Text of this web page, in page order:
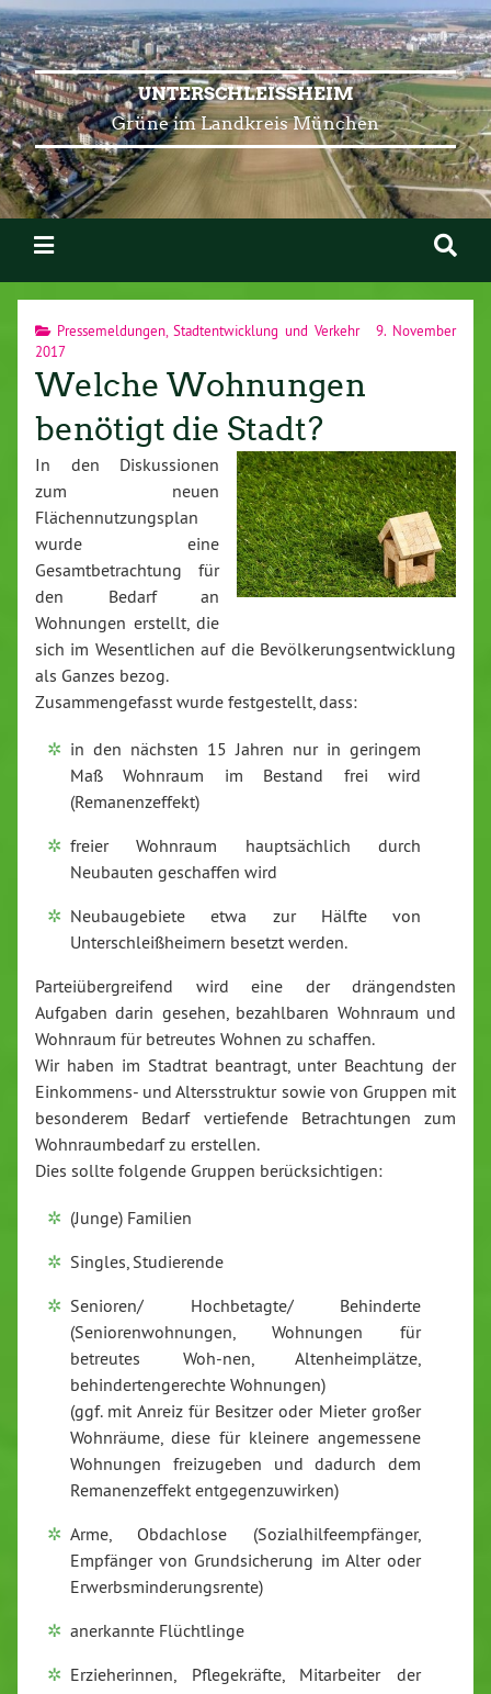
UNTERSCHLEISSHEIM
Grüne im Landkreis München
Pressemeldungen,Stadtentwicklung und Verkehr
9. November
2017
Welche Wohnungen
benötigt die Stadt?
In den Diskussionen
zum neuen
Flächennutzungsplan
wurde eine
Gesamtbetrachtung für
den Bedarf an
Wohnungen erstellt, die
sich im Wesentlichen auf die Bevölkerungsentwicklung
als Ganzes bezog.
Zusammengefasst wurde festgestellt, dass:
in den nächsten 15 Jahren nur in geringem
Maß Wohnraum im Bestand frei wird
(Remanenzeffekt)
freier Wohnraum hauptsächlich durch
Neubauten geschaffen wird
Neubaugebiete etwa zur Hälfte von
Unterschleißheimern besetzt werden.
Parteiübergreifend wird eine der drängendsten
Aufgaben darin gesehen, bezahlbaren Wohnraum und
Wohnraum für betreutes Wohnen zu schaffen.
Wir haben im Stadtrat beantragt, unter Beachtung der
Einkommens- und Altersstruktur sowie von Gruppen mit
besonderem Bedarf vertiefende Betrachtungen zum
Wohnraumbedarf zu erstellen.
Dies sollte folgende Gruppen berücksichtigen:
(Junge) Familien
Singles, Studierende
Senioren/ Hochbetagte/ Behinderte
(Seniorenwohnungen, Wohnungen für
betreutes Woh-nen, Altenheimplätze,
behindertengerechte Wohnungen)
(ggf. mit Anreiz für Besitzer oder Mieter großer
Wohnräume, diese für kleinere angemessene
Wohnungen freizugeben und dadurch dem
Remanenzeffekt entgegenzuwirken)
Arme, Obdachlose (Sozialhilfeempfänger,
Empfänger von Grundsicherung im Alter oder
Erwerbsminderungsrente)
anerkannte Flüchtlinge
Erzieherinnen, Pflegekräfte, Mitarbeiter der